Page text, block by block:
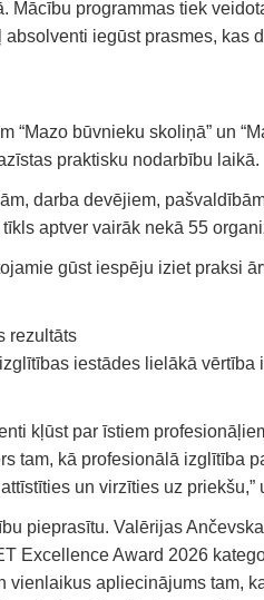
Mācību programmas tiek
iegūst prasmes, kas
“Mazo būvnieku skoliņā” un
praktisku nodarbību laikā.
darba devējiem,
aptver vairāk nekā 55
gūst iespēju iziet praksi
rezultāts
iestādes lielākā vērtība
kļūst par īstiem
tam, kā profesionālā izglītība
un virzīties uz priekšu,”
pieprasītu. Valērijas
Excellence Award 2026
vienlaikus apliecinājums tam,